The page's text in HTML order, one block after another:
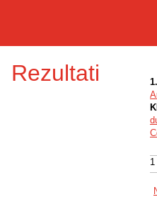
Rezultati 1.